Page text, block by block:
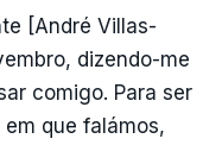
[André Villas-
dizendo-me
comigo. Para ser
que falámos,